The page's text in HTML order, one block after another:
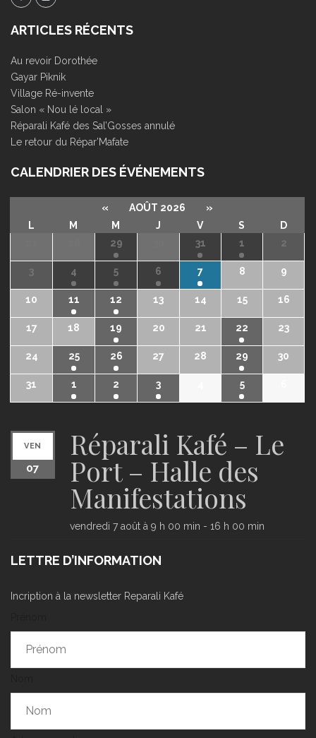
ARTICLES RÉCENTS
Au revoir Dorothée
Gayar Piknik
Village Ré-invente
Salon « Nou lé local »
Réparali Kafé des Sal’Gosses annulé
Le retour du Répar’Mafate
CALENDRIER DES ÉVÉNEMENTS
« AOÛT 2026
»
L
M M J V S
D
29 31 1 2
3 4 5 6 7 8 9
10 11 12 13 14 15 16
17 18 19 20 21 22 23
24 25 26 27 28 29 30
31 1 2 3 5
VEN
07
Réparali Kafé – Le
Port – Halle des
Manifestations
vendredi 7 août à 9 h 00 min - 16 h 00 min
LETTRE D’INFORMATION
Incription à la newsletter Reparali Kafé